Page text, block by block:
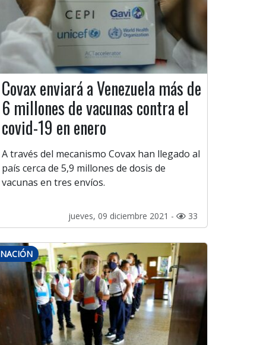
Covax enviará a Venezuela más de
6 millones de vacunas contra el
covid-19 en enero
A través del mecanismo Covax han llegado al
país cerca de 5,9 millones de dosis de
vacunas en tres envíos.
jueves, 09 diciembre 2021 - 33
NACIÓN